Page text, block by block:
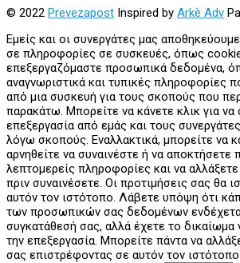
© 2022 Prevezapost Inspired by Arkè Adv
Εμείς και οι συνεργάτες μας
σε πληροφορίες σε συσκευές, όπως
επεξεργαζόμαστε προσωπικά δεδομένα,
αναγνωριστικά και τυπικές πληροφορίες
από μια συσκευή για τους σκοπούς που
παρακάτω. Μπορείτε να κάνετε κλικ για να
επεξεργασία από εμάς και τους
λόγω σκοπούς. Εναλλακτικά, μπορείτε να
αρνηθείτε να συναινέστε ή να
λεπτομερείς πληροφορίες και να
πριν συναινέσετε. Οι προτιμήσεις σας θα
αυτόν τον ιστότοπο. Λάβετε υπόψη ότι
των προσωπικών σας δεδομένων
συγκατάθεσή σας, αλλά έχετε το δικαίωμα
την επεξεργασία. Μπορείτε πάντα να
σας επιστρέφοντας σε αυτόν τον